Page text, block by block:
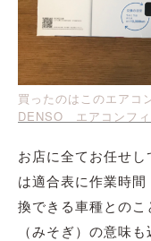
買ったのはこのエアコ
DENSO エアコンフ
お店に全てお任せ
は適合表に作業時
換できる車種との
（みそぎ）の意味